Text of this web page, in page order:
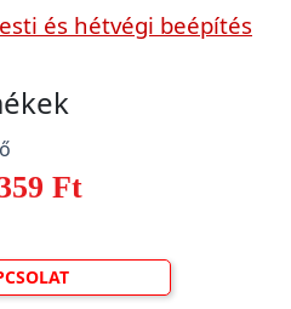
és hétvégi beépítés
Ft